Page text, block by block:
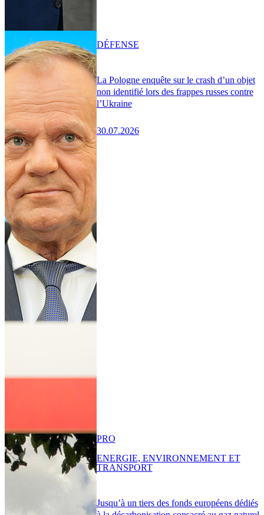
La Pologne enquête sur le crash d’un objet
non identifié lors des frappes russes contre
l’Ukraine
30.07.2026
DÉFENSE
Jusqu’à un tiers des fonds européens dédiés
PRO
ENERGIE, ENVIRONNEMENT ET
TRANSPORT